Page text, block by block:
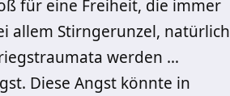
für eine Freiheit, die immer
allem Stirngerunzel, natürlich
werden …
Diese Angst könnte in